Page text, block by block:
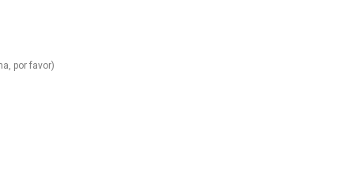
por favor)